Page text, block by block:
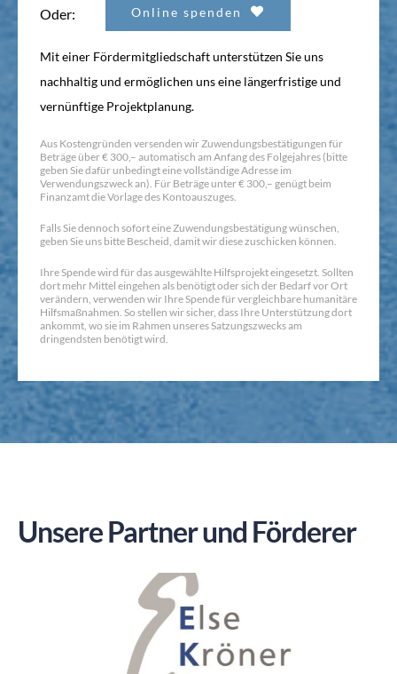
Oder: Online spenden
Mit einer Fördermitgliedschaft unterstützen Sie uns
nachhaltig und ermöglichen uns eine längerfristige und
vernünftige Projektplanung.
Aus Kostengründen versenden wir Zuwendungsbestätigungen für
Beträge über € 300,– automatisch am Anfang des Folgejahres (bitte
geben Sie dafür unbedingt eine vollständige Adresse im
Verwendungszweck an). Für Beträge unter € 300,– genügt beim
Finanzamt die Vorlage des Kontoauszuges.
Falls Sie dennoch sofort eine Zuwendungsbestätigung wünschen,
geben Sie uns bitte Bescheid, damit wir diese zuschicken können.
Ihre Spende wird für das ausgewählte Hilfsprojekt eingesetzt. Sollten
dort mehr Mittel eingehen als benötigt oder sich der Bedarf vor Ort
verändern, verwenden wir Ihre Spende für vergleichbare humanitäre
Hilfsmaßnahmen. So stellen wir sicher, dass Ihre Unterstützung dort
ankommt, wo sie im Rahmen unseres Satzungszwecks am
dringendsten benötigt wird.
Unsere Partner und Förderer